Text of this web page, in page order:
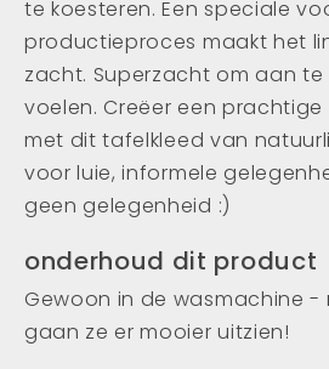
te koesteren. Een speciale
productieproces maakt het
zacht. Superzacht om aan te
voelen. Creëer een
met dit tafelkleed van
voor luie, informele
geen gelegenheid :)
onderhoud dit product
Gewoon in de wasmachine -
gaan ze er mooier uitzien!